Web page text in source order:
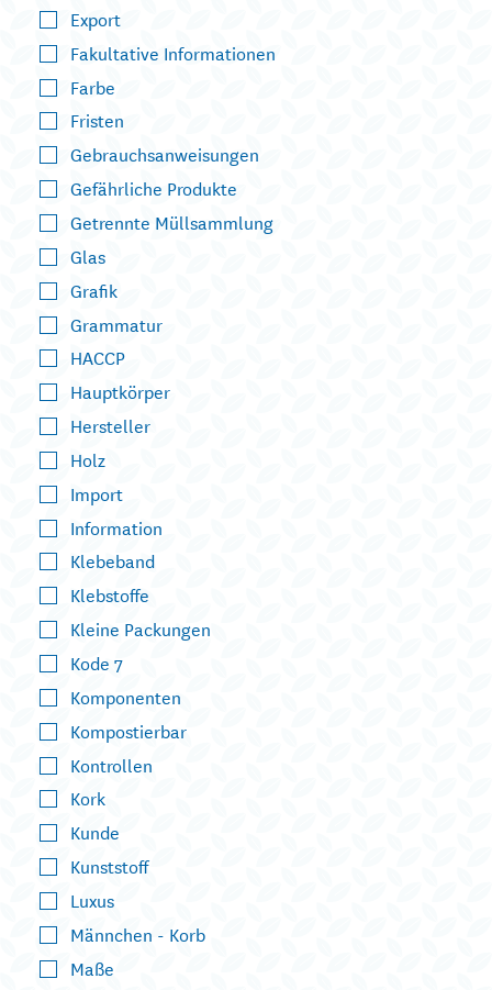
Export
Fakultative Informationen
Farbe
Fristen
Gebrauchsanweisungen
Gefährliche Produkte
Getrennte Müllsammlung
Glas
Grafik
Grammatur
HACCP
Hauptkörper
Hersteller
Holz
Import
Information
Klebeband
Klebstoffe
Kleine Packungen
Kode 7
Komponenten
Kompostierbar
Kontrollen
Kork
Kunde
Kunststoff
Luxus
Männchen - Korb
Maße